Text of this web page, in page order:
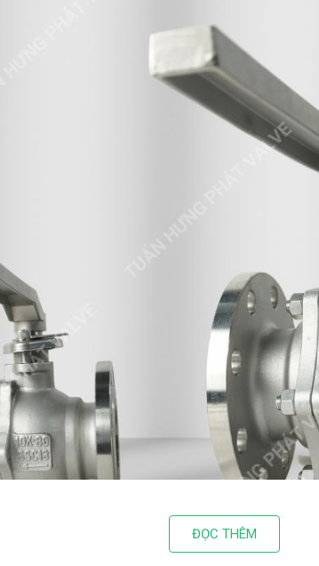
ĐỌC THÊM